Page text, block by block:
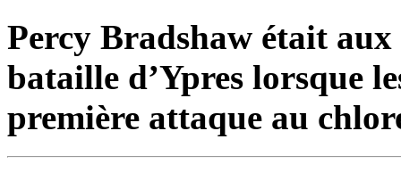
Percy Bradshaw était aux
bataille d’Ypres lorsque
première attaque au